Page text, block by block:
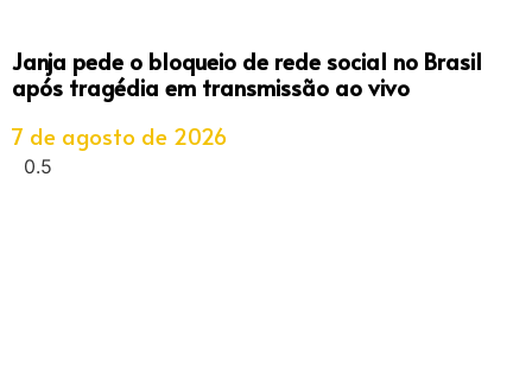
Janja pede o bloqueio de rede social no Brasil
após tragédia em transmissão ao vivo
7 de agosto de 2026